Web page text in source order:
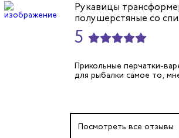
Рукавицы
полушерстяные со
5
Прикольные перчатки-
для рыбалки самое то,
Посмотреть все отзывы